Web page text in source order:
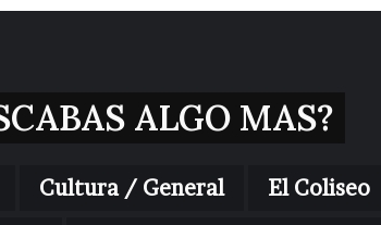
ALGO MAS?
Cultura / General El Coliseo